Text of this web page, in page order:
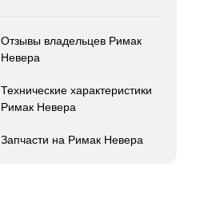
Отзывы владельцев Римак
Невера
Технические характеристики
Римак Невера
Запчасти на Римак Невера